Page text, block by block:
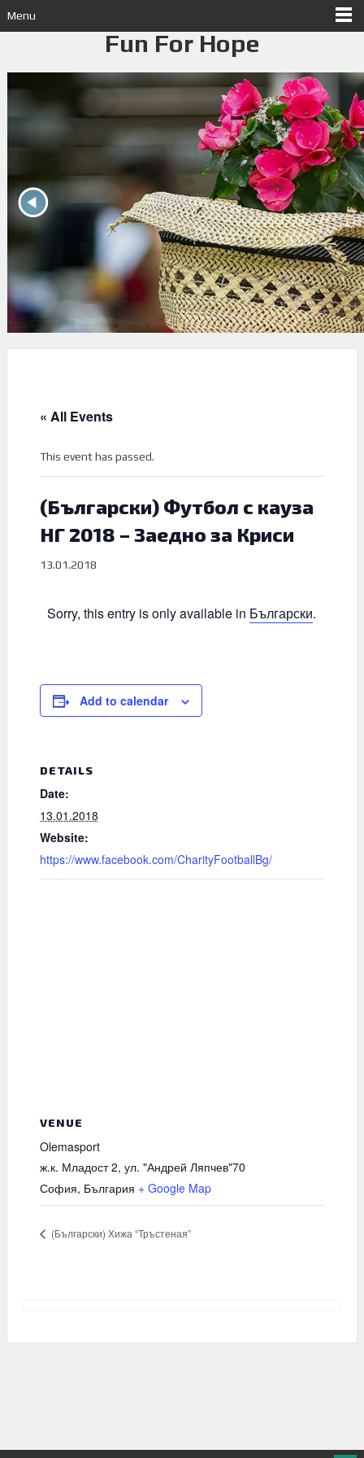
Menu
Fun For Hope
« All Events
This event has passed.
(Български) Футбол с кауза
НГ 2018 – Заедно за Криси
13.01.2018
Sorry, this entry is only available in Български.
Add to calendar
DETAILS
Date:
13.01.2018
Website:
https://www.facebook.com/CharityFootballBg/
VENUE
Olemasport
ж.к. Младост 2, ул. "Андрей Ляпчев"70
София, България + Google Map
(Български) Хижа “Тръстеная”